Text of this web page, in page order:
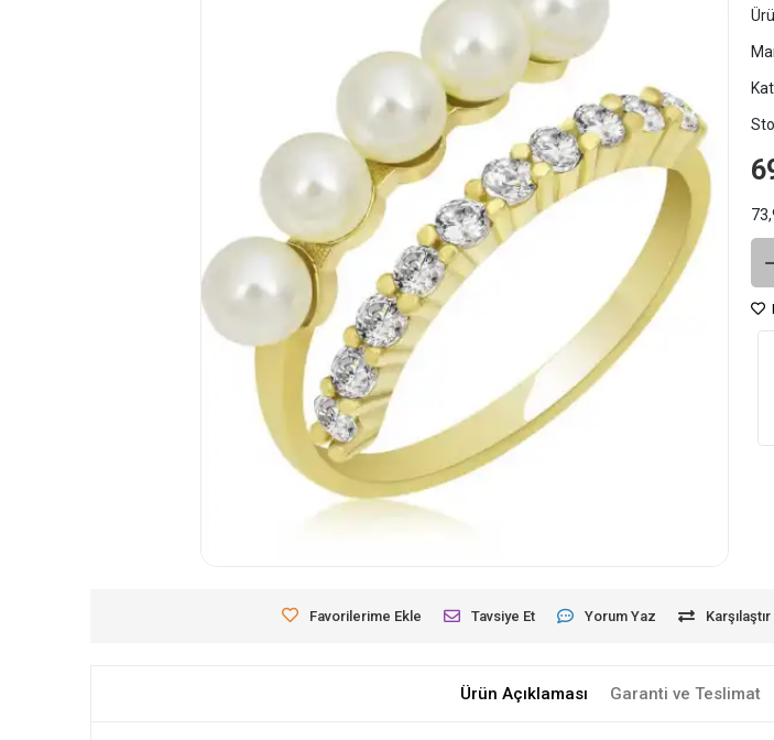
Favorilerime Ekle Tavsiye Et Yorum Yaz Karşılaştır
Ürün Açıklaması Garanti ve Teslimat